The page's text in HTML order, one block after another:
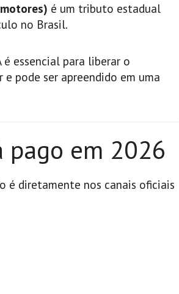
é um tributo estadual
no Brasil.
essencial para liberar o
pode ser apreendido em uma
pago em 2026
é diretamente nos canais oficiais